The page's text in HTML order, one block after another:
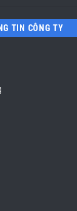
TIN CÔNG TY